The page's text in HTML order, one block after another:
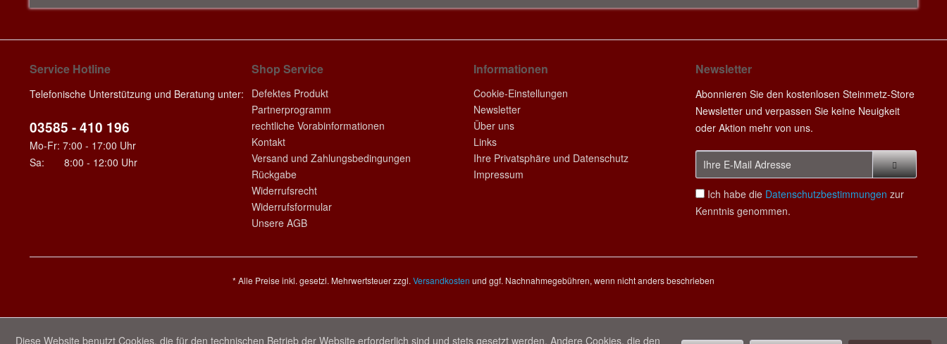
Service Hotline
Telefonische Unterstützung und Beratung unter:
03585 - 410 196
Mo-Fr: 7:00 - 17:00 Uhr
Sa: 8:00 - 12:00 Uhr
Shop Service
Defektes Produkt
Partnerprogramm
rechtliche Vorabinformationen
Kontakt
Versand und Zahlungsbedingungen
Rückgabe
Widerrufsrecht
Widerrufsformular
Unsere AGB
Informationen
Cookie-Einstellungen
Newsletter
Über uns
Links
Ihre Privatsphäre und Datenschutz
Impressum
Newsletter
Abonnieren Sie den kostenlosen Steinmetz-Store
Newsletter und verpassen Sie keine Neuigkeit
oder Aktion mehr von uns.
Ich habe die Datenschutzbestimmungen zur
Kenntnis genommen.
* Alle Preise inkl. gesetzl. Mehrwertsteuer zzgl. Versandkosten und ggf. Nachnahmegebühren, wenn nicht anders beschrieben
Diese Website benutzt Cookies, die für den technischen Betrieb der Website erforderlich sind und stets gesetzt werden. Andere Cookies, die den